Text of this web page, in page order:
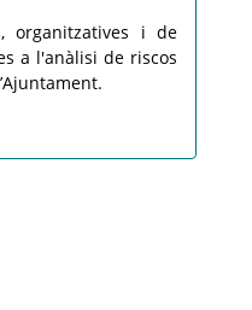
organitzatives i de
a l'anàlisi de riscos